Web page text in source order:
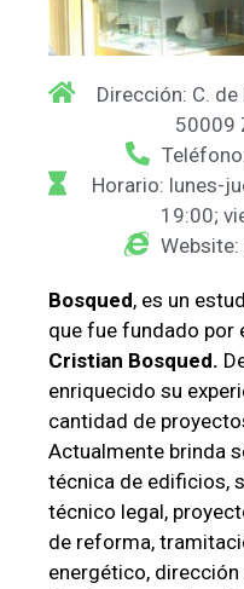
Dirección: C.
50009
Horario: lunes-
19:00;
Bosqued, es un
que fue fundado por
Cristian Bosqued.
enriquecido su
cantidad de
Actualmente brinda
técnica de edificios,
técnico legal,
de reforma,
energético,